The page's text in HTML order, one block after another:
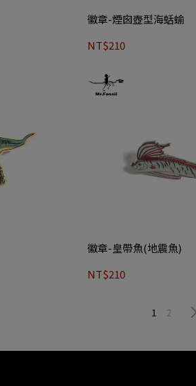
徽章-煙囪壺型海蛞蝓
NT$210
徽章-皇帶魚(地震魚)
NT$210
1 2